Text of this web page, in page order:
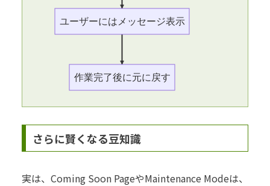
ユーザーにはメッセージ表示
作業完了後に元に戻す
さらに賢くなる豆知識
実は、Coming Soon PageやMaintenance Modeは、